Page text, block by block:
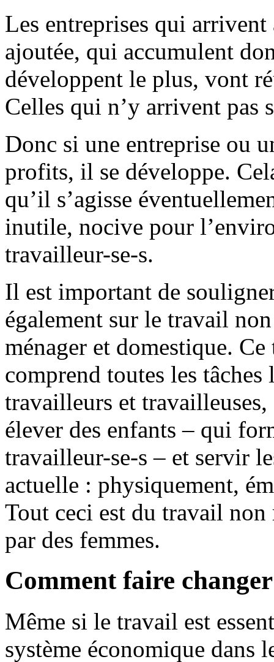
Les entreprises qui
ajoutée, qui accumulent
développent le plus, vont
Celles qui n’y arrivent pas
Donc si une entreprise ou
profits, il se développe.
qu’il s’agisse
inutile, nocive pour
travailleur-se-s.
Il est important de
également sur le travail
ménager et domestique.
comprend toutes les
travailleurs et travailleuses,
élever des enfants – qui
travailleur-se-s – et servir
actuelle : physiquement,
Tout ceci est du travail
par des femmes.
Comment faire changer
Même si le travail est
système économique dans